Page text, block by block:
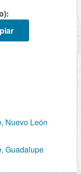
Nuevo León
Guadalupe